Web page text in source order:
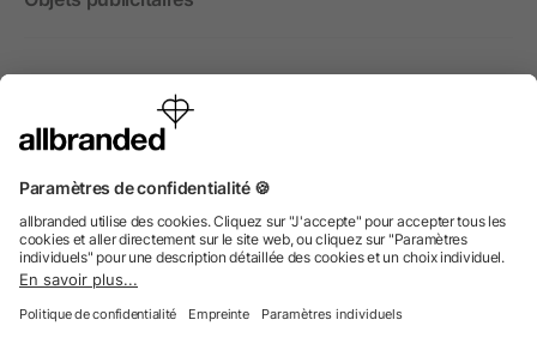
International
Nous commercialisons nos objets publicitaires et articles